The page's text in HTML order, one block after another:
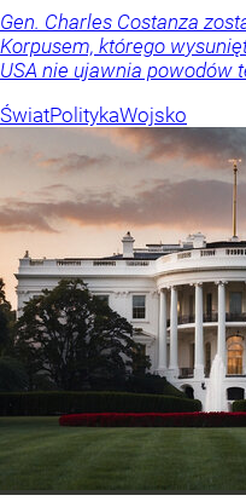
Gen. Charles Costanza
Korpusem, którego
USA nie ujawnia powodów
ŚwiatPolitykaWojsko